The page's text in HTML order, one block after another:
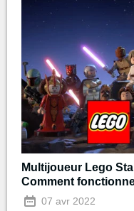
Multijoueur Lego
Comment
07 avr 2022